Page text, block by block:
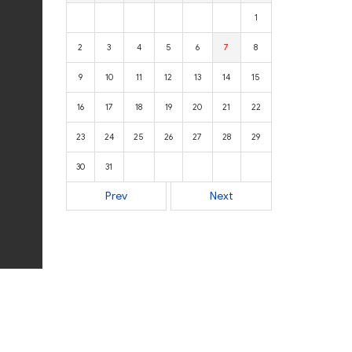
Prev Next
1
2 3 4 5 6 7 8
9 10 11 12 13 14 15
16 17 18 19 20 21 22
23 24 25 26 27 28 29
30 31